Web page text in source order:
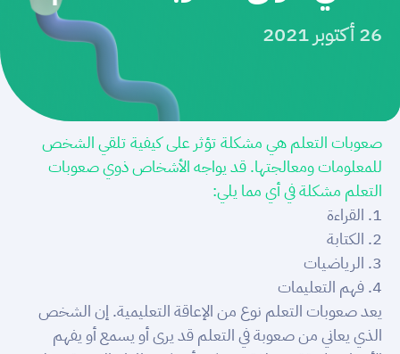
26 أكتوبر 2021
صعوبات التعلم هي مشكلة تؤثر على كيفية تلقي الشخص
للمعلومات ومعالجتها. قد يواجه الأشخاص ذوي صعوبات
التعلم مشكلة في أي مما يلي:
1. القراءة
2. الكتابة
3. الرياضيات
4. فهم التعليمات
يعد صعوبات التعلم نوع من الإعاقة التعليمية. إن الشخص
الذي يعاني من صعوبة في التعلم قد يرى أو يسمع أو يفهم